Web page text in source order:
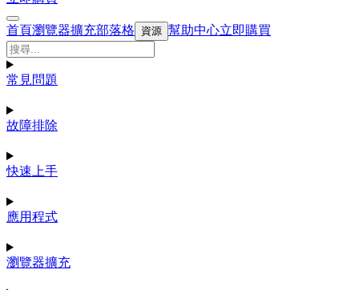
首頁瀏覽器擴充部落格 資源 幫助中心立即購買
常見問題
故障排除
快速上手
應用程式
瀏覽器擴充